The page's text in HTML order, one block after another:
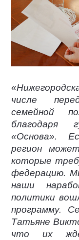
«
числе
семейной
благодаря
«Основа».
регион
которые
федерацию.
наши
политики
программу.
Татьяне
что их